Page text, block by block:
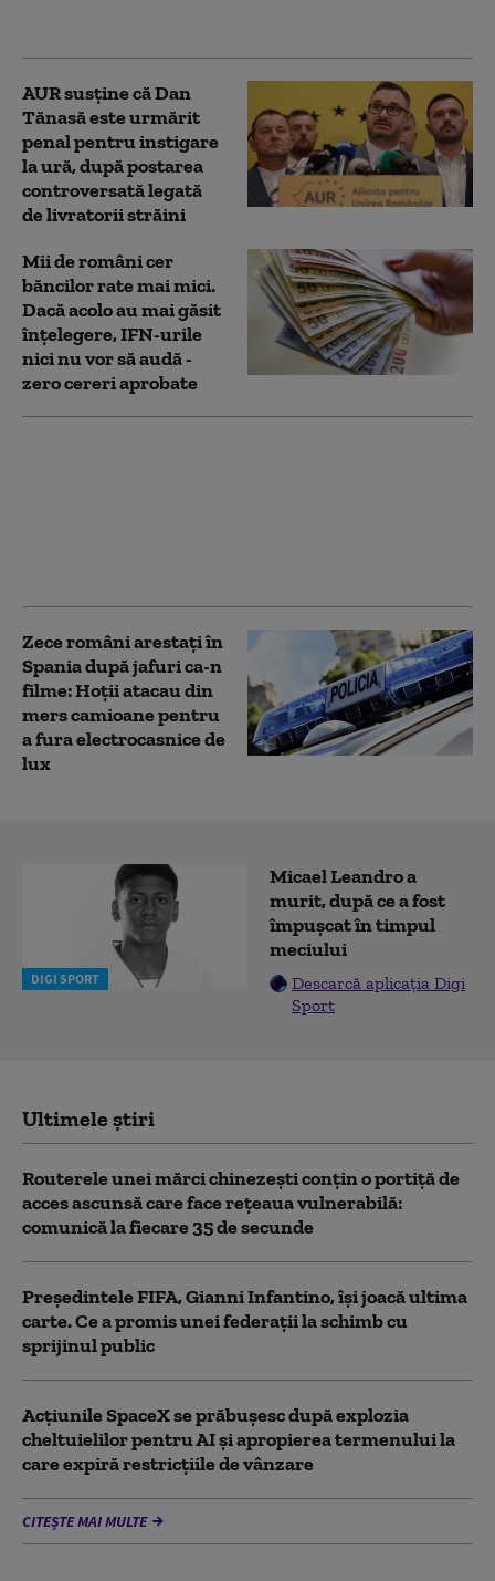
AUR susține că Dan
Tănasă este urmărit
penal pentru instigare
la ură, după postarea
controversată legată
de livratorii străini
Mii de români cer
băncilor rate mai mici.
Dacă acolo au mai găsit
înțelegere, IFN-urile
nici nu vor să audă -
zero cereri aprobate
Zece români arestați în
Spania după jafuri ca-n
filme: Hoții atacau din
mers camioane pentru
a fura electrocasnice de
lux
DIGI SPORT
Micael Leandro a
murit, după ce a fost
împușcat în timpul
meciului
Descarcă aplicația Digi
Sport
Ultimele știri
Routerele unei mărci chinezești conțin o portiță de
acces ascunsă care face rețeaua vulnerabilă:
comunică la fiecare 35 de secunde
Președintele FIFA, Gianni Infantino, îşi joacă ultima
carte. Ce a promis unei federații la schimb cu
sprijinul public
Acţiunile SpaceX se prăbuşesc după explozia
cheltuielilor pentru AI şi apropierea termenului la
care expiră restricţiile de vânzare
CITEȘTE MAI MULTE